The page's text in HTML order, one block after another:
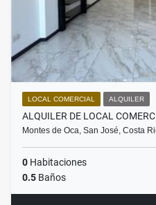
LOCAL COMERCIAL ALQUILER
ALQUILER DE LOCAL
Montes de Oca, San José, Costa
0 Habitaciones
0.5 Baños